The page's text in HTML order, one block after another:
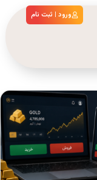
ورود | ثبت نام